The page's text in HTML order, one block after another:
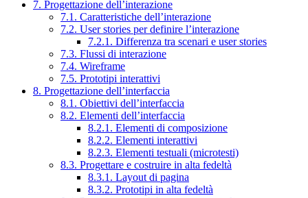
7. Progettazione dell’interazione
7.1. Caratteristiche dell’interazione
7.2. User stories per definire l’interazione
7.2.1. Differenza tra scenari e user stories
7.3. Flussi di interazione
7.4. Wireframe
7.5. Prototipi interattivi
8. Progettazione dell’interfaccia
8.1. Obiettivi dell’interfaccia
8.2. Elementi dell’interfaccia
8.2.1. Elementi di composizione
8.2.2. Elementi interattivi
8.2.3. Elementi testuali (microtesti)
8.3. Progettare e costruire in alta fedeltà
8.3.1. Layout di pagina
8.3.2. Prototipi in alta fedeltà